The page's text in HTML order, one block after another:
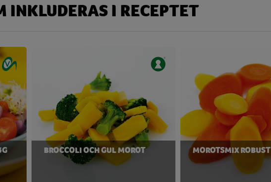
35,74 g
0,13 mg
0,48 mg
391,60 g
INKLUDERAS I RECEPTET
BROCCOLI OCH GUL MOROT MOROTSMIX ROBUST